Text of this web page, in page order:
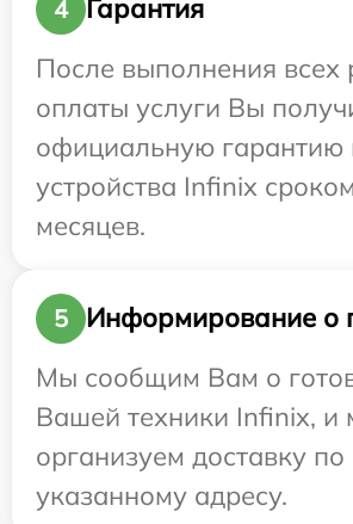
4
Гарантия
После выполнения всех
оплаты услуги Вы
официальную гарантию
устройства Infinix
месяцев.
5
Информирование о
Мы сообщим Вам о
Вашей техники Infinix, и
организуем доставку по
указанному адресу.